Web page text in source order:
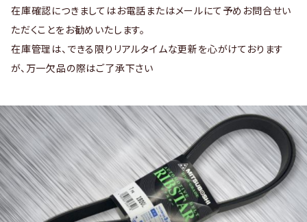
在庫確認につきましてはお電話またはメールにて予めお問合せい
ただくことをお勧めいたします。
在庫管理は、できる限りリアルタイムな更新を心がけております
が、万一欠品の際はご了承下さい